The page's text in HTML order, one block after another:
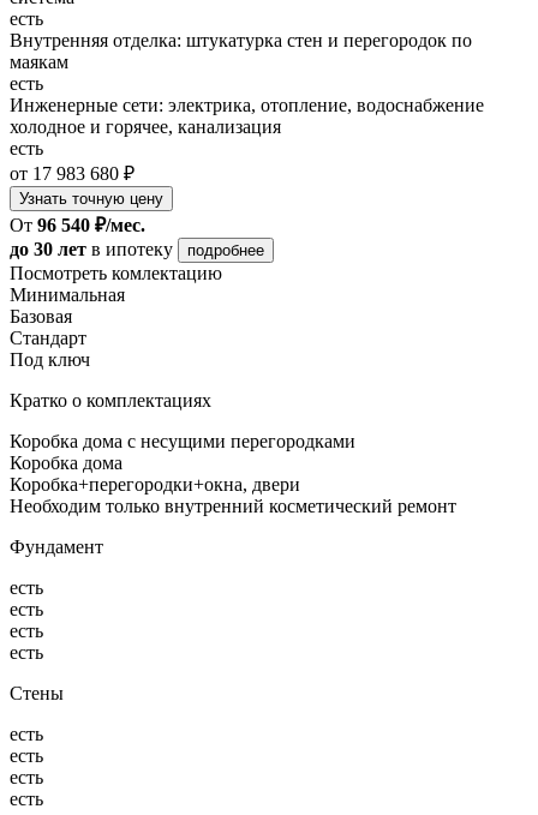
есть
Внутренняя отделка: штукатурка стен и перегородок по
маякам
есть
Инженерные сети: электрика, отопление, водоснабжение
холодное и горячее, канализация
есть
от 17 983 680 ₽
Узнать точную цену
От 96 540 ₽/мес.
до 30 лет в ипотеку подробнее
Посмотреть комлектацию
Минимальная
Базовая
Стандарт
Под ключ
Кратко о комплектациях
Коробка дома с несущими перегородками
Коробка дома
Коробка+перегородки+окна, двери
Необходим только внутренний косметический ремонт
Фундамент
есть
есть
есть
есть
Стены
есть
есть
есть
есть